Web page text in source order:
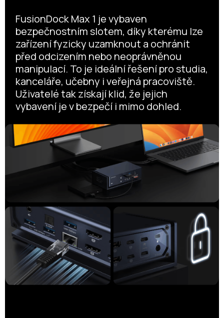
FusionDock Max 1 je vybaven
bezpečnostním slotem, díky kterému lze
zařízení fyzicky uzamknout a ochránit
před odcizením nebo neoprávněnou
manipulací. To je ideální řešení pro studia,
kanceláře, učebny i veřejná pracoviště.
Uživatelé tak získají klid, že jejich
vybavení je v bezpečí i mimo dohled.